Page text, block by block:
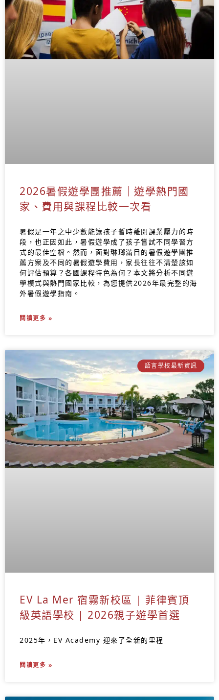
2026暑假遊學團推薦｜遊學熱門國
家、費用與課程比較一次看
暑假是一年之中少數能讓孩子暫時離開課業壓力的時
段，也正因如此，暑假遊學成了孩子嘗試不同學習方
式的最佳空檔。然而，面對琳瑯滿目的暑假遊學團推
薦方案及不同的暑假遊學費用，家長往往不清楚該如
何評估預算？各國課程特色為何？本文將分析不同遊
學模式與熱門國家比較，為您提供2026年最完整的海
外暑假遊學指南。
閱讀更多 »
語言學校最新資訊
EV La Mer 宿霧新校區 | 菲律賓頂
級英語學校 | 2026親子遊學首選
2025年，EV Academy 迎來了全新的里程
閱讀更多 »